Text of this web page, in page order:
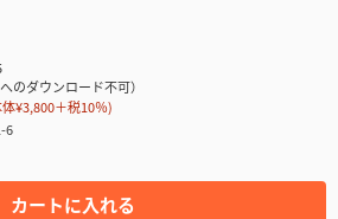
のダウンロード不可）
¥3,800＋税10％)
6
カートに入れる